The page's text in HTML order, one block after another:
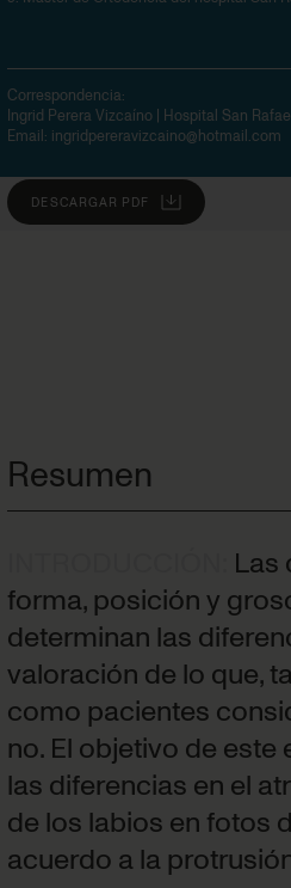
Correspondencia:
Ingrid Perera Vizcaíno | Hospital San
Email: ingridpereravizcaino@hotmail.com
DESCARGAR PDF
Resumen
Las
forma, posición y
determinan las
valoración de lo que,
como pacientes
no. El objetivo de
las diferencias en el
de los labios en fotos
acuerdo a la